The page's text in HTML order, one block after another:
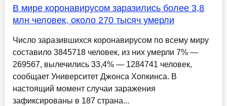
В мире коронавирусом заразились более 3,8
млн человек, около 270 тысяч умерли
Число заразившихся коронавирусом по всему миру
составило 3845718 человек, из них умерли 7% —
269567, вылечились 33,4% — 1284741 человек,
сообщает Университет Джонса Хопкинса. В
настоящий момент случаи заражения
зафиксированы в 187 страна...